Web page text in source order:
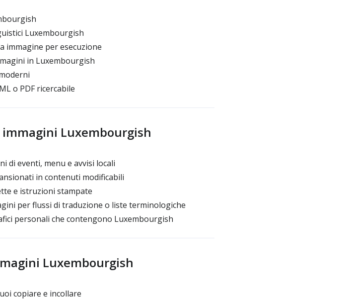
Luxembourgish
immagine per esecuzione
in Luxembourgish
o PDF ricercabile
immagini Luxembourgish
di eventi, menu e avvisi locali
in contenuti modificabili
e istruzioni stampate
per flussi di traduzione o liste terminologiche
personali che contengono Luxembourgish
Luxembourgish
copiare e incollare